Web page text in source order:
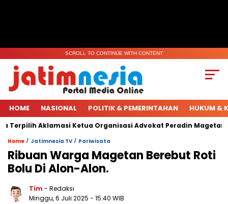
SCROLL TO CONTINUE WITH CONTENT
HOME NASIONAL POLITIK & PEMERINTAHAN HUKUM &
Aklamasi Ketua Organisasi Advokat Peradin Magetan.
Home / Jatimnesia TV / Pariwisata
Ribuan Warga Magetan Berebut Roti
Bolu Di Alon-Alon.
Tim - Redaksi
Minggu, 6 Juli 2025 - 15:40 WIB